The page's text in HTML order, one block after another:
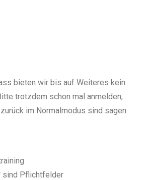
bieten wir bis auf Weiteres kein
trotzdem schon mal anmelden,
im Normalmodus sind sagen
sind Pflichtfelder